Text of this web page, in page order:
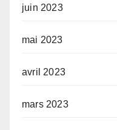
juin 2023
mai 2023
avril 2023
mars 2023